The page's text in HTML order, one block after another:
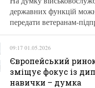
державних функцій
передати ветеранам-
09:17 01.05.2026
Європейський
зміщує фокус із
навички – думка